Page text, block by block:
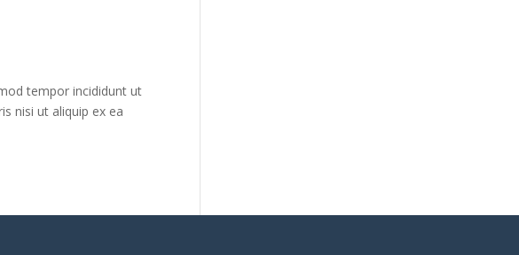
tempor incididunt ut
nisi ut aliquip ex ea